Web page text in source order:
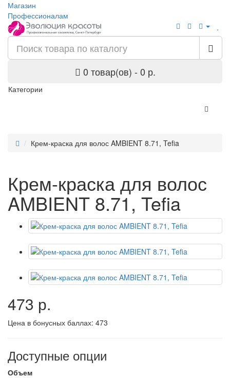
Магазин
Профессионалам
0 товар(ов) - 0 р.
Категории
Крем-краска для волос AMBIENT 8.71, Tefia
Крем-краска для волос
AMBIENT 8.71, Tefia
473 р.
Цена в бонусных баллах: 473
Доступные опции
Объем